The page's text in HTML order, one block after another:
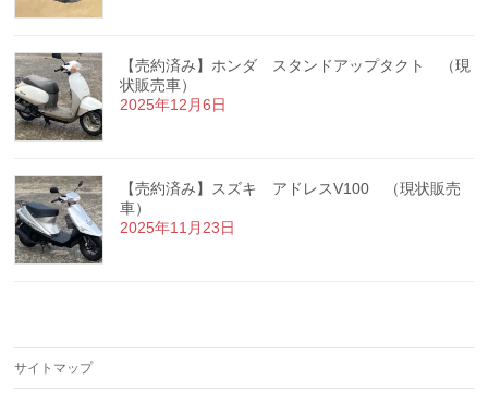
【売約済み】ホンダ スタンドアップタクト （現
状販売車）
2025年12月6日
【売約済み】スズキ アドレスV100 （現状販売
車）
2025年11月23日
サイトマップ